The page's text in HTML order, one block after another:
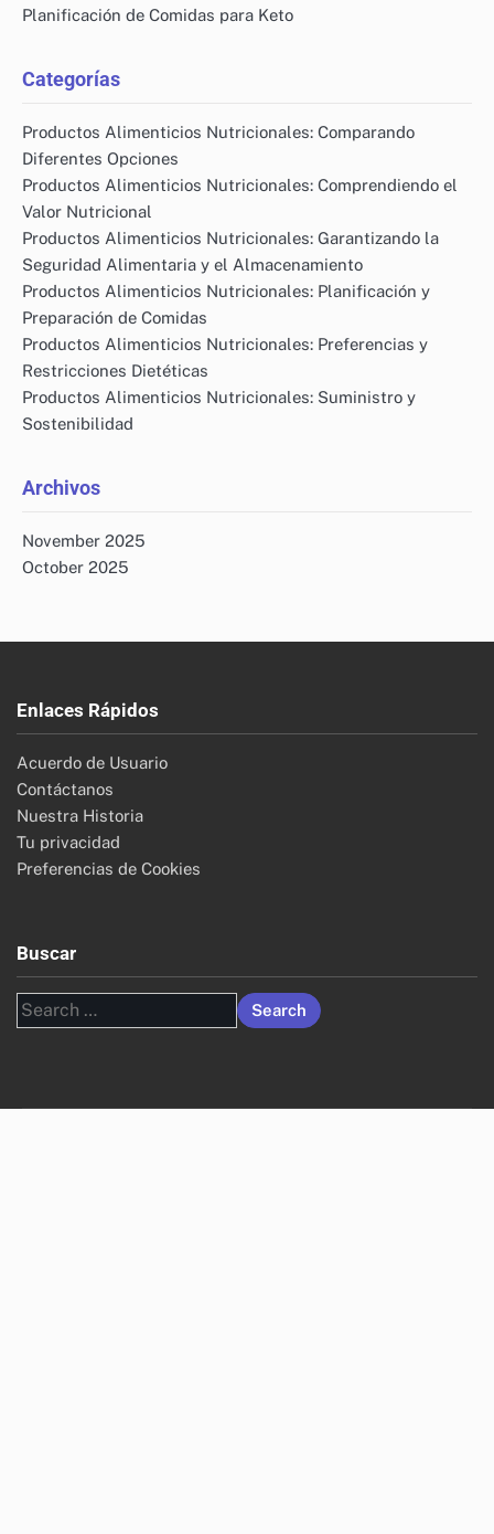
Planificación de Comidas para Keto
Categorías
Productos Alimenticios Nutricionales: Comparando
Diferentes Opciones
Productos Alimenticios Nutricionales: Comprendiendo el
Valor Nutricional
Productos Alimenticios Nutricionales: Garantizando la
Seguridad Alimentaria y el Almacenamiento
Productos Alimenticios Nutricionales: Planificación y
Preparación de Comidas
Productos Alimenticios Nutricionales: Preferencias y
Restricciones Dietéticas
Productos Alimenticios Nutricionales: Suministro y
Sostenibilidad
Archivos
November 2025
October 2025
Enlaces Rápidos
Acuerdo de Usuario
Contáctanos
Nuestra Historia
Tu privacidad
Preferencias de Cookies
Buscar
Search
for: